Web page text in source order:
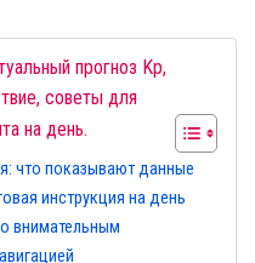
прогноз Kp,
советы для
на день.
что показывают данные
инструкция на день
внимательным